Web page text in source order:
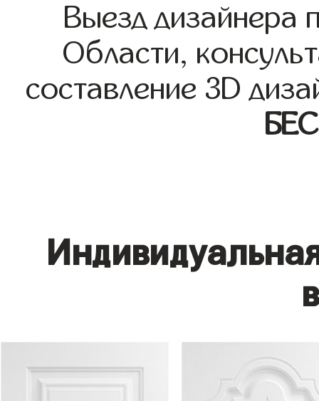
Выезд дизайнера
Области,
составление 3D